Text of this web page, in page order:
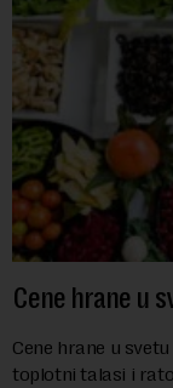
Cene hrane u
Cene hrane u
toplotni talasi i